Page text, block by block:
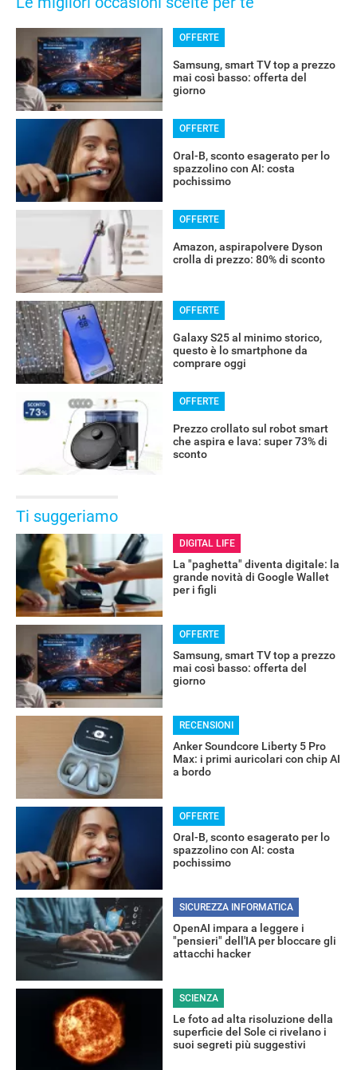
ALTRO
Libero Tecnologia è un prodotto Italiaonline
OFFERTE
Samsung, smart TV top a prezzo
mai così basso: offerta del
giorno
OFFERTE
Oral-B, sconto esagerato per lo
spazzolino con AI: costa
pochissimo
OFFERTE
Amazon, aspirapolvere Dyson
crolla di prezzo: 80% di sconto
OFFERTE
Galaxy S25 al minimo storico,
questo è lo smartphone da
comprare oggi
OFFERTE
Prezzo crollato sul robot smart
che aspira e lava: super 73% di
sconto
Ti suggeriamo
DIGITAL LIFE
La "paghetta" diventa digitale: la
grande novità di Google Wallet
per i figli
OFFERTE
Samsung, smart TV top a prezzo
mai così basso: offerta del
giorno
RECENSIONI
Anker Soundcore Liberty 5 Pro
Max: i primi auricolari con chip AI
a bordo
OFFERTE
Oral-B, sconto esagerato per lo
spazzolino con AI: costa
pochissimo
SICUREZZA INFORMATICA
OpenAI impara a leggere i
"pensieri" dell'IA per bloccare gli
attacchi hacker
SCIENZA
Le foto ad alta risoluzione della
superficie del Sole ci rivelano i
suoi segreti più suggestivi